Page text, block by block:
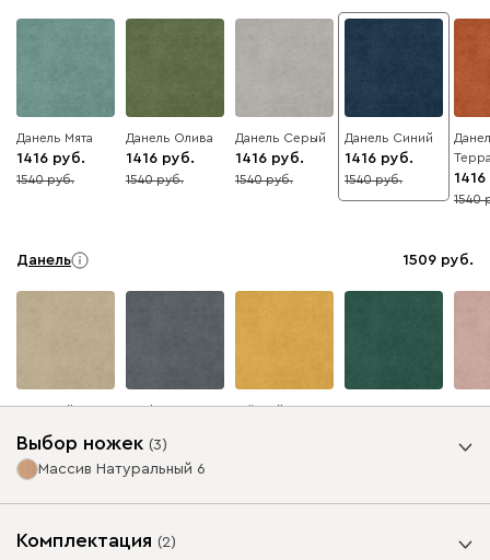
Данель Мята
1416
8
1540
Данель Олива
1416
8
1540
Данель Серый
1416
8
1540
Данель Синий
1416
8
1540 1416
8
1540
Данель 1509
Бежевый Графит Жёлтый Изумруд
Выбор ножек (3)
Массив Натуральный 6
Комплектация (2)